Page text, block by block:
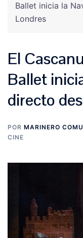
Ballet inicia la
Londres
El
Ballet
directo
POR MARINERO
CINE